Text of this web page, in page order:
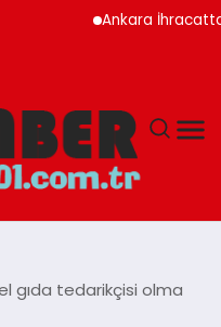
Ankara İhracatta Rekor
gıda tedarikçisi olma